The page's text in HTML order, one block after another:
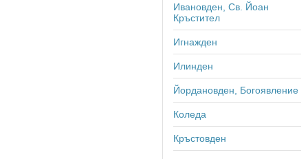
Ивановден, Св. Йоан
Кръстител
Игнажден
Илинден
Йордановден, Богоявление
Коледа
Кръстовден